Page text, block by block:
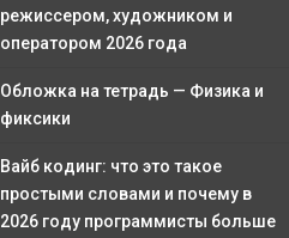
режиссером, художником и
оператором 2026 года
Обложка на тетрадь — Физика и
фиксики
Вайб кодинг: что это такое
простыми словами и почему в
2026 году программисты больше